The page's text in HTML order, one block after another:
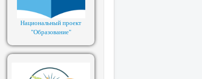
Национальный проект
"Образование"